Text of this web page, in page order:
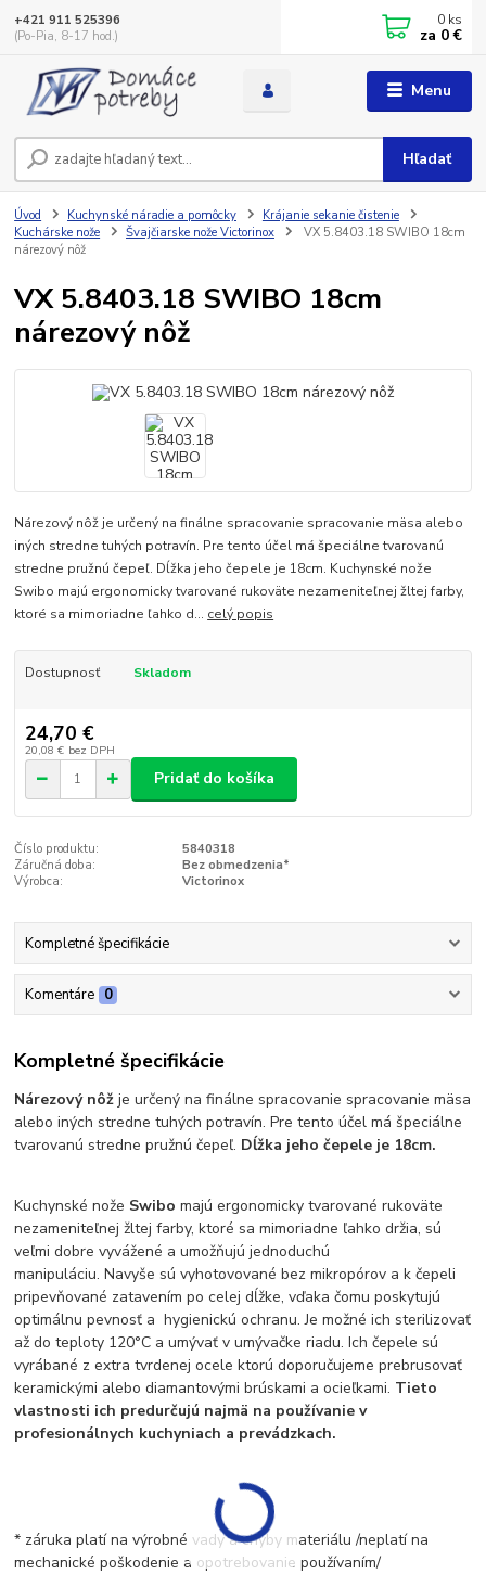
Menu
Hľadať
+421 911 525396
(Po-Pia, 8-17 hod.)
0 ks
za 0 €
Úvod Kuchynské náradie a pomôcky
Krájanie sekanie čistenie
Kuchárske nože
Švajčiarske nože Victorinox
VX 5.8403.18 SWIBO 18cm
nárezový nôž
VX 5.8403.18 SWIBO 18cm
nárezový nôž
Nárezový nôž je určený na finálne spracovanie spracovanie mäsa alebo
iných stredne tuhých potravín. Pre tento účel má špeciálne tvarovanú
stredne pružnú čepeľ. Dĺžka jeho čepele je 18cm. Kuchynské nože
Swibo majú ergonomicky tvarované rukoväte nezameniteľnej žltej farby,
ktoré sa mimoriadne ľahko d... celý popis
Dostupnosť Skladom
24,70 €
20,08 € bez DPH
Pridať do košíka
Číslo produktu:
5840318
Záručná doba:
Bez obmedzenia*
Výrobca:
Victorinox
Kompletné špecifikácie
Komentáre 0
Kompletné špecifikácie
Nárezový nôž je určený na finálne spracovanie spracovanie mäsa
alebo iných stredne tuhých potravín. Pre tento účel má špeciálne
tvarovanú stredne pružnú čepeľ. Dĺžka jeho čepele je 18cm.
Kuchynské nože Swibo majú ergonomicky tvarované rukoväte
nezameniteľnej žltej farby, ktoré sa mimoriadne ľahko držia, sú
veľmi dobre vyvážené a umožňujú jednoduchú
manipuláciu. Navyše sú vyhotovované bez mikropórov a k čepeli
pripevňované zatavením po celej dĺžke, vďaka čomu poskytujú
optimálnu pevnosť a hygienickú ochranu. Je možné ich sterilizovať
až do teploty 120°C a umývať v umývačke riadu. Ich čepele sú
vyrábané z extra tvrdenej ocele ktorú doporučujeme prebrusovať
keramickými alebo diamantovými brúskami a ocieľkami. Tieto
vlastnosti ich predurčujú najmä na používanie v
profesionálnych kuchyniach a prevádzkach.
* záruka platí na výrobné vady a chyby materiálu /neplatí na
mechanické poškodenie a opotrebovanie používaním/